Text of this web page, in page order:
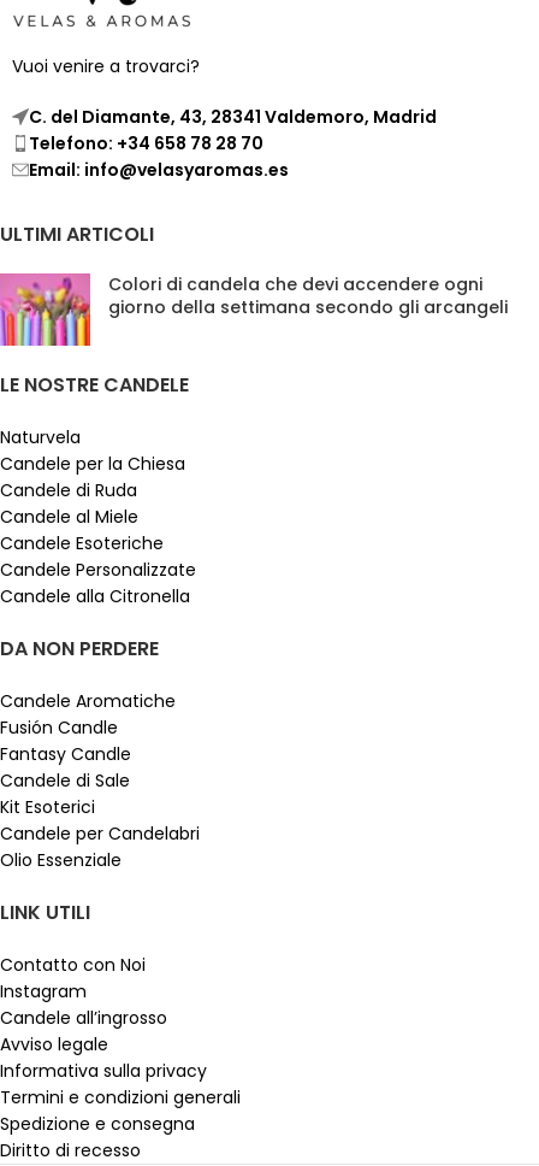
Vuoi venire a trovarci?
C. del Diamante, 43, 28341 Valdemoro, Madrid
Telefono: +34 658 78 28 70
Email: info@velasyaromas.es
ULTIMI ARTICOLI
Colori di candela che devi accendere ogni
giorno della settimana secondo gli arcangeli
LE NOSTRE CANDELE
Naturvela
Candele per la Chiesa
Candele di Ruda
Candele al Miele
Candele Esoteriche
Candele Personalizzate
Candele alla Citronella
DA NON PERDERE
Candele Aromatiche
Fusión Candle
Fantasy Candle
Candele di Sale
Kit Esoterici
Candele per Candelabri
Olio Essenziale
LINK UTILI
Contatto con Noi
Instagram
Candele all’ingrosso
Avviso legale
Informativa sulla privacy
Termini e condizioni generali
Spedizione e consegna
Diritto di recesso